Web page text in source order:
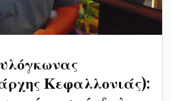
Κεφαλλονιάς):